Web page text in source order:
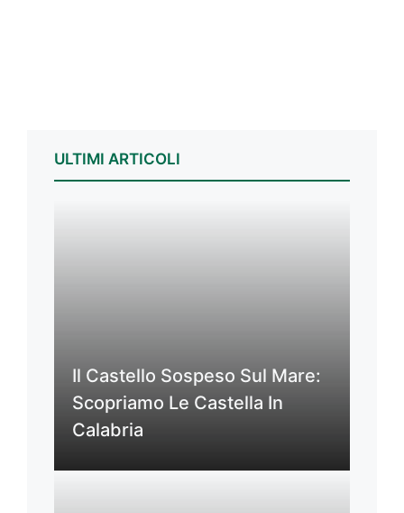
ULTIMI ARTICOLI
Il Castello Sospeso Sul Mare:
Scopriamo Le Castella In
Calabria